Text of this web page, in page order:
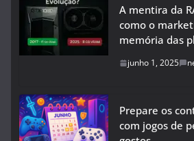
A mentira da
como o
memória das
junho 1, 2025
Prepare os
com jogos de